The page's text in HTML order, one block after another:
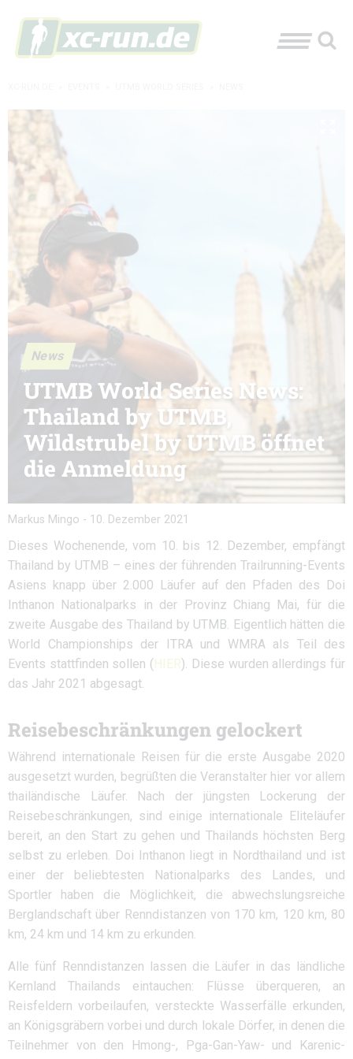
News
UTMB World Series News:
Thailand by UTMB,
Wildstrubel by UTMB öffnet
die Anmeldung
Markus Mingo - 10. Dezember 2021
Dieses Wochenende, vom 10. bis 12. Dezember, empfängt
Thailand by UTMB – eines der führenden Trailrunning-Events
Asiens knapp über 2.000 Läufer auf den Pfaden des Doi
Inthanon Nationalparks in der Provinz Chiang Mai, für die
zweite Ausgabe des Thailand by UTMB. Eigentlich hätten die
World Championships der ITRA und WMRA als Teil des
Events stattfinden sollen (HIER). Diese wurden allerdings für
das Jahr 2021 abgesagt.
Reisebeschränkungen gelockert
Während internationale Reisen für die erste Ausgabe 2020
ausgesetzt wurden, begrüßten die Veranstalter hier vor allem
thailändische Läufer. Nach der jüngsten Lockerung der
Reisebeschränkungen, sind einige internationale Eliteläufer
bereit, an den Start zu gehen und Thailands höchsten Berg
selbst zu erleben. Doi Inthanon liegt in Nordthailand und ist
einer der beliebtesten Nationalparks des Landes, und
Sportler haben die Möglichkeit, die abwechslungsreiche
Berglandschaft über Renndistanzen von 170 km, 120 km, 80
km, 24 km und 14 km zu erkunden.
Alle fünf Renndistanzen lassen die Läufer in das ländliche
Kernland Thailands eintauchen: Flüsse überqueren, an
Reisfeldern vorbeilaufen, versteckte Wasserfälle erkunden,
an Königsgräbern vorbei und durch lokale Dörfer, in denen die
Teilnehmer von den Hmong-, Pga-Gan-Yaw- und Karenic-